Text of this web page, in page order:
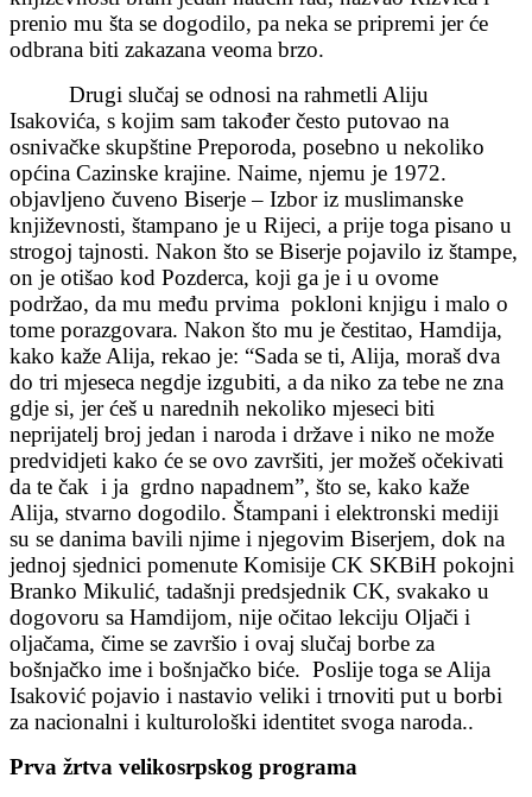
prenio mu šta se dogodilo, pa neka se pripremi jer će
odbrana biti zakazana veoma brzo.
Drugi slučaj se odnosi na rahmetli Aliju
Isakovića, s kojim sam također često putovao na
osnivačke skupštine Preporoda, posebno u nekoliko
općina Cazinske krajine. Naime, njemu je 1972.
objavljeno čuveno Biserje – Izbor iz muslimanske
književnosti, štampano je u Rijeci, a prije toga pisano u
strogoj tajnosti. Nakon što se Biserje pojavilo iz štampe,
on je otišao kod Pozderca, koji ga je i u ovome
podržao, da mu među prvima pokloni knjigu i malo o
tome porazgovara. Nakon što mu je čestitao, Hamdija,
kako kaže Alija, rekao je: “Sada se ti, Alija, moraš dva
do tri mjeseca negdje izgubiti, a da niko za tebe ne zna
gdje si, jer ćeš u narednih nekoliko mjeseci biti
neprijatelj broj jedan i naroda i države i niko ne može
predvidjeti kako će se ovo završiti, jer možeš očekivati
da te čak i ja grdno napadnem”, što se, kako kaže
Alija, stvarno dogodilo. Štampani i elektronski mediji
su se danima bavili njime i njegovim Biserjem, dok na
jednoj sjednici pomenute Komisije CK SKBiH pokojni
Branko Mikulić, tadašnji predsjednik CK, svakako u
dogovoru sa Hamdijom, nije očitao lekciju Oljači i
oljačama, čime se završio i ovaj slučaj borbe za
bošnjačko ime i bošnjačko biće. Poslije toga se Alija
Isaković pojavio i nastavio veliki i trnoviti put u borbi
za nacionalni i kulturološki identitet svoga naroda..
Prva žrtva velikosrpskog programa